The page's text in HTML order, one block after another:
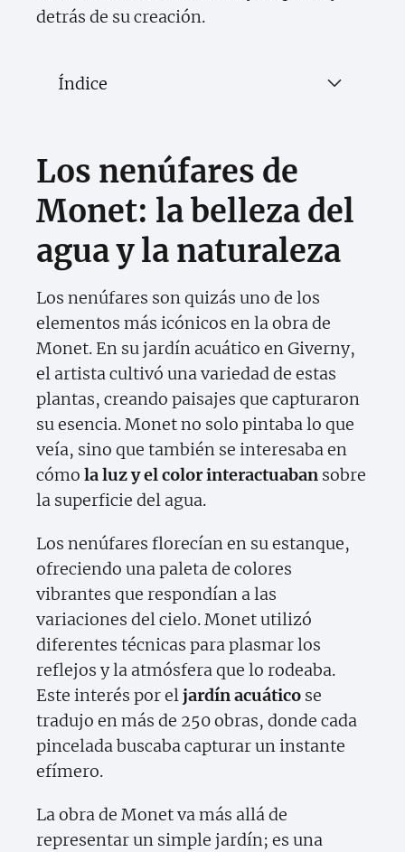
detrás de su creación.
Índice
Los nenúfares de
Monet: la belleza del
agua y la naturaleza
Los nenúfares son quizás uno de los
elementos más icónicos en la obra de
Monet. En su jardín acuático en Giverny,
el artista cultivó una variedad de estas
plantas, creando paisajes que capturaron
su esencia. Monet no solo pintaba lo que
veía, sino que también se interesaba en
cómo la luz y el color interactuaban sobre
la superficie del agua.
Los nenúfares florecían en su estanque,
ofreciendo una paleta de colores
vibrantes que respondían a las
variaciones del cielo. Monet utilizó
diferentes técnicas para plasmar los
reflejos y la atmósfera que lo rodeaba.
Este interés por eljardín acuático se
tradujo en más de 250 obras, donde cada
pincelada buscaba capturar un instante
efímero.
La obra de Monet va más allá de
representar un simple jardín; es una